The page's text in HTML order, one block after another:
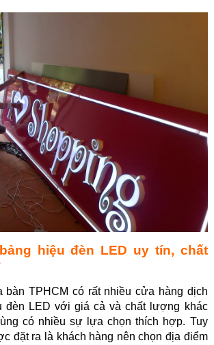
hiệu đèn LED uy tín, chất
bàn TPHCM có rất nhiều cửa hàng dịch
đèn LED với giá cả và chất lượng khác
có nhiều sự lựa chọn thích hợp. Tuy
đặt ra là khách hàng nên chọn địa điểm